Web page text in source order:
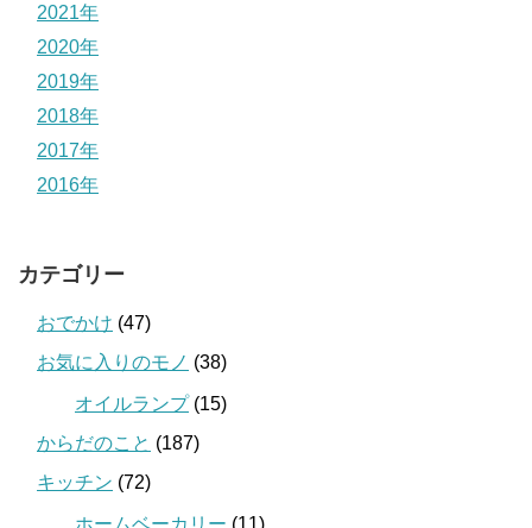
2021年
2020年
2019年
2018年
2017年
2016年
カテゴリー
おでかけ (47)
お気に入りのモノ (38)
オイルランプ(15)
からだのこと (187)
キッチン (72)